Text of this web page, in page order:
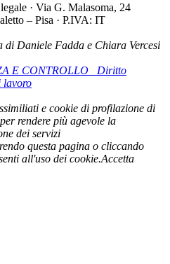
· Via G. Malasoma, 24
– Pisa · P.IVA: IT
di Daniele Fadda e Chiara Vercesi
E CONTROLLO
Diritto
lavoro
e cookie di profilazione di
rendere più agevole la
dei servizi
questa pagina o cliccando
all'uso dei cookie.Accetta